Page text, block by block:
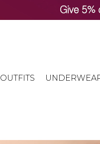
OUTFITS